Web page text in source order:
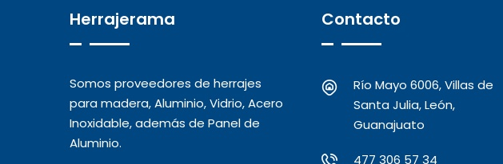
Herrajerama
Somos proveedores de herrajes
para madera, Aluminio, Vidrio, Acero
Inoxidable, además de Panel de
Aluminio.
Contacto
Río Mayo 6006, Villas de
Santa Julia, León,
Guanajuato
477 306 57 34